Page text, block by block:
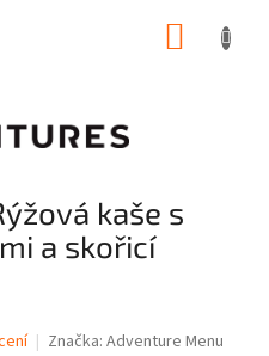
kaše s
a skořicí
Značka: Adventure Menu